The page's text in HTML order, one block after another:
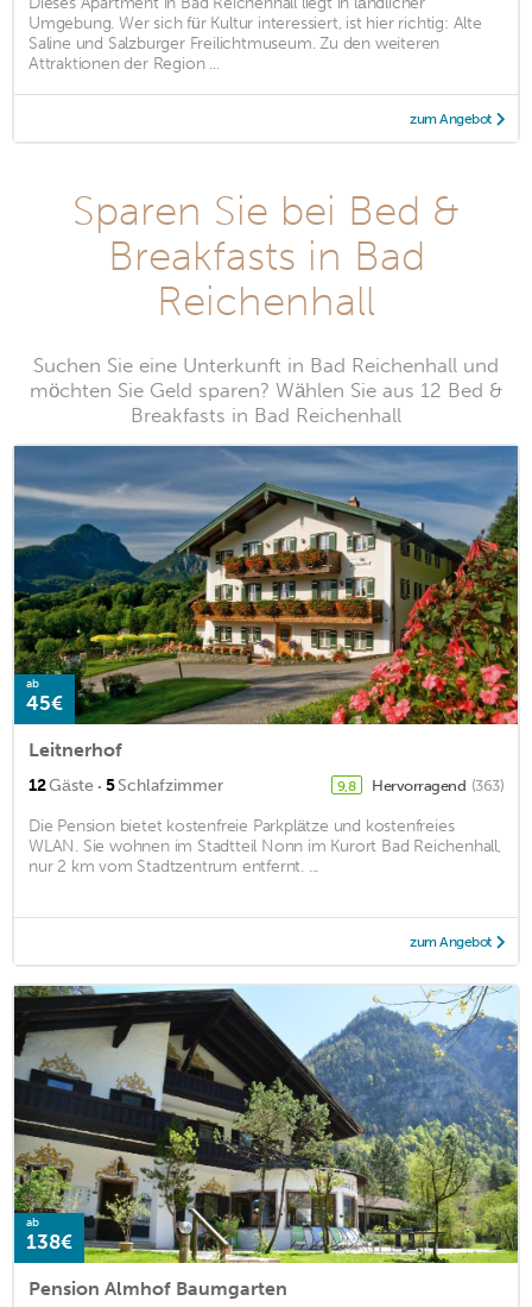
Umgebung. Wer sich für Kultur interessiert, ist hier richtig: Alte
Saline und Salzburger Freilichtmuseum. Zu den weiteren
Attraktionen der Region ...
zum Angebot
Sparen Sie bei Bed &
Breakfasts in Bad
Reichenhall
Suchen Sie eine Unterkunft in Bad Reichenhall und
möchten Sie Geld sparen? Wählen Sie aus 12 Bed &
Breakfasts in Bad Reichenhall
ab
45€
Leitnerhof
12Gäste · 5Schlafzimmer 9,8 Hervorragend (363)
Die Pension bietet kostenfreie Parkplätze und kostenfreies
WLAN. Sie wohnen im Stadtteil Nonn im Kurort Bad Reichenhall,
nur 2 km vom Stadtzentrum entfernt. ...
zum Angebot
ab
138€
Pension Almhof Baumgarten